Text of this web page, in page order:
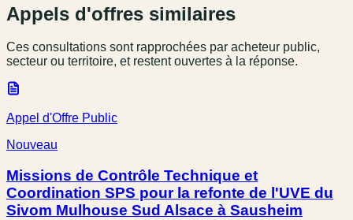
Appels d'offres similaires
Ces consultations sont rapprochées par acheteur public,
secteur ou territoire, et restent ouvertes à la réponse.
Appel d'Offre Public
Nouveau
Missions de Contrôle Technique et
Coordination SPS pour la refonte de l'UVE du
Sivom Mulhouse Sud Alsace à Sausheim